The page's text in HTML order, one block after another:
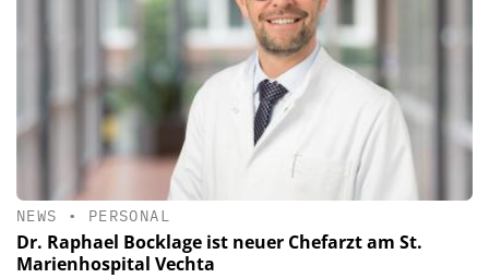
NEWS • PERSONAL
Dr. Raphael Bocklage ist neuer Chefarzt am St.
Marienhospital Vechta